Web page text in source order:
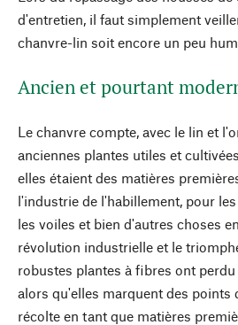
d'entretien, il faut simplement
chanvre-lin soit encore un peu
Ancien et pourtant
Le chanvre compte, avec le lin et
anciennes plantes utiles et
elles étaient des matières
l'industrie de l'habillement, pour
les voiles et bien d'autres choses
révolution industrielle et le
robustes plantes à fibres ont
alors qu'elles marquent des points
récolte en tant que matières